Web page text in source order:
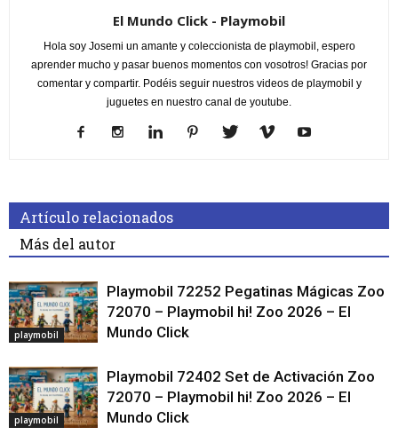
El Mundo Click - Playmobil
Hola soy Josemi un amante y coleccionista de playmobil, espero
aprender mucho y pasar buenos momentos con vosotros! Gracias por
comentar y compartir. Podéis seguir nuestros videos de playmobil y
juguetes en nuestro canal de youtube.
Artículo relacionados
Más del autor
playmobil
Playmobil 72252 Pegatinas Mágicas Zoo
72070 – Playmobil hi! Zoo 2026 – El
Mundo Click
playmobil
Playmobil 72402 Set de Activación Zoo
72070 – Playmobil hi! Zoo 2026 – El
Mundo Click